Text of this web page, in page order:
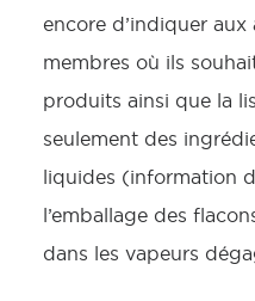
encore d’indiquer
membres où ils
produits ainsi que la
seulement des
liquides (information
l’emballage des
dans les vapeurs